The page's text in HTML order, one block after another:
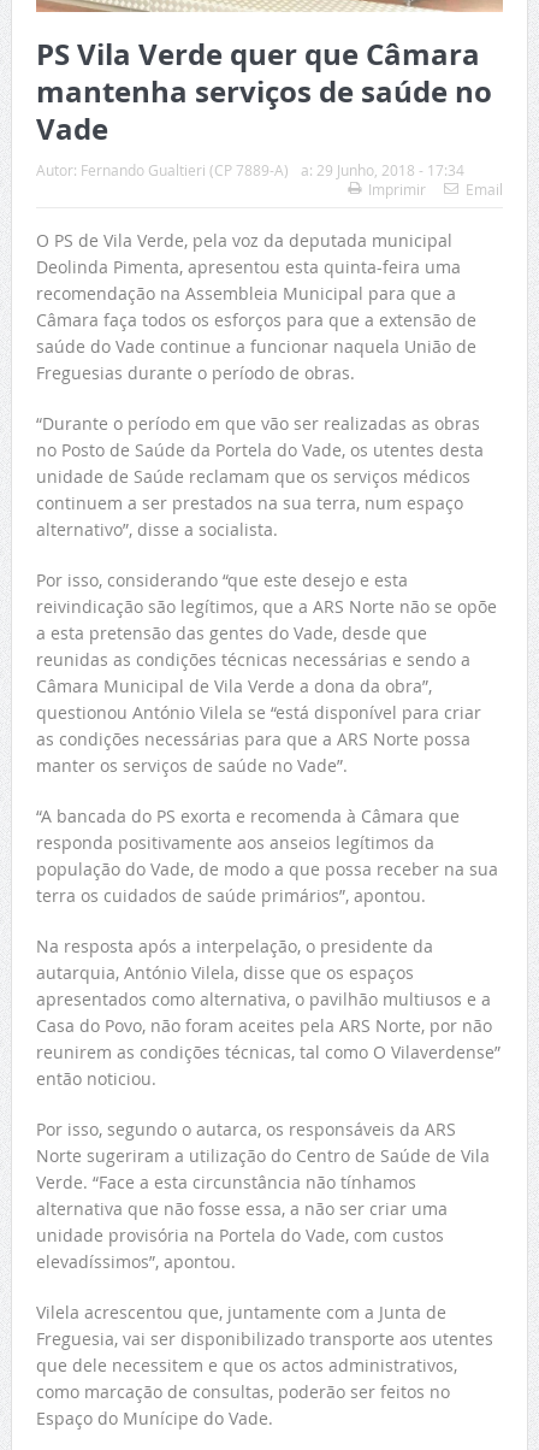
PS Vila Verde quer que Câmara
mantenha serviços de saúde no
Vade
Autor: Fernando Gualtieri (CP 7889-A) a: 29 Junho, 2018 - 17:34
Imprimir
Email
O PS de Vila Verde, pela voz da deputada municipal
Deolinda Pimenta, apresentou esta quinta-feira uma
recomendação na Assembleia Municipal para que a
Câmara faça todos os esforços para que a extensão de
saúde do Vade continue a funcionar naquela União de
Freguesias durante o período de obras.
“Durante o período em que vão ser realizadas as obras
no Posto de Saúde da Portela do Vade, os utentes desta
unidade de Saúde reclamam que os serviços médicos
continuem a ser prestados na sua terra, num espaço
alternativo”, disse a socialista.
Por isso, considerando “que este desejo e esta
reivindicação são legítimos, que a ARS Norte não se opõe
a esta pretensão das gentes do Vade, desde que
reunidas as condições técnicas necessárias e sendo a
Câmara Municipal de Vila Verde a dona da obra”,
questionou António Vilela se “está disponível para criar
as condições necessárias para que a ARS Norte possa
manter os serviços de saúde no Vade”.
“A bancada do PS exorta e recomenda à Câmara que
responda positivamente aos anseios legítimos da
população do Vade, de modo a que possa receber na sua
terra os cuidados de saúde primários”, apontou.
Na resposta após a interpelação, o presidente da
autarquia, António Vilela, disse que os espaços
apresentados como alternativa, o pavilhão multiusos e a
Casa do Povo, não foram aceites pela ARS Norte, por não
reunirem as condições técnicas, tal como O Vilaverdense”
então noticiou.
Por isso, segundo o autarca, os responsáveis da ARS
Norte sugeriram a utilização do Centro de Saúde de Vila
Verde. “Face a esta circunstância não tínhamos
alternativa que não fosse essa, a não ser criar uma
unidade provisória na Portela do Vade, com custos
elevadíssimos”, apontou.
Vilela acrescentou que, juntamente com a Junta de
Freguesia, vai ser disponibilizado transporte aos utentes
que dele necessitem e que os actos administrativos,
como marcação de consultas, poderão ser feitos no
Espaço do Munícipe do Vade.